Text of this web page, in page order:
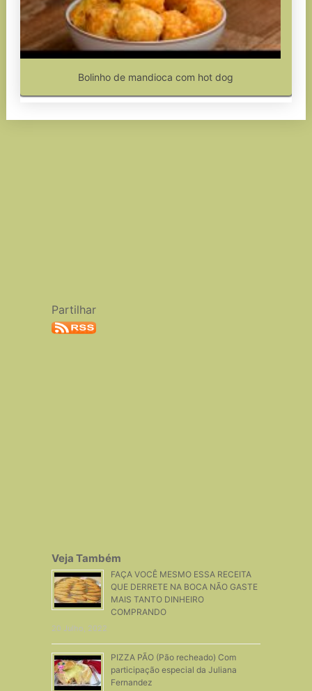
Bolinho de mandioca com hot dog
Partilhar
Veja Também
FAÇA VOCÊ MESMO ESSA RECEITA
QUE DERRETE NA BOCA NÃO GASTE
MAIS TANTO DINHEIRO
COMPRANDO
20 Julho, 2022
PIZZA PÃO (Pão recheado) Com
participação especial da Juliana
Fernandez